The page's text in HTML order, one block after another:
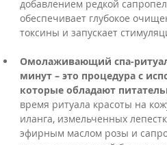
добавлением редкой
обеспечивает глубокое
токсины и запускает
Омолаживающий спа-
минут – это процедура с
которые обладают
время ритуала красоты на
иланга, измельченных
эфирным маслом розы и